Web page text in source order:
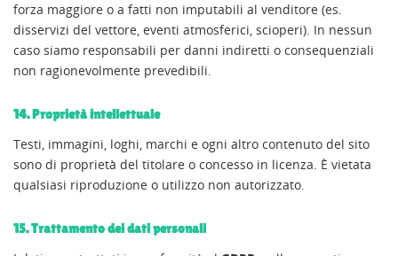
forza maggiore o a fatti non imputabili al venditore (es.
disservizi del vettore, eventi atmosferici, scioperi). In nessun
caso siamo responsabili per danni indiretti o consequenziali
non ragionevolmente prevedibili.
14. Proprietà intellettuale
Testi, immagini, loghi, marchi e ogni altro contenuto del sito
sono di proprietà del titolare o concesso in licenza. È vietata
qualsiasi riproduzione o utilizzo non autorizzato.
15. Trattamento dei dati personali